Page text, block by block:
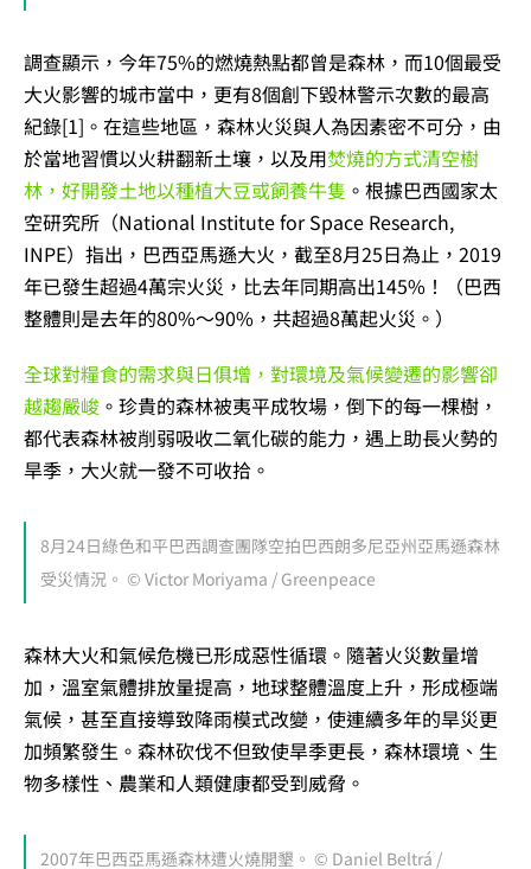
調查顯示，今年75%的燃燒熱點都曾是森林，而10個最受
大火影響的城市當中，更有8個創下毀林警示次數的最高
紀錄[1]。在這些地區，森林火災與人為因素密不可分，由
於當地習慣以火耕翻新土壤，以及用焚燒的方式清空樹
林，好開發土地以種植大豆或飼養牛隻 。根據巴西國家太
空研究所（National Institute for Space Research,
INPE）指出，巴西亞馬遜大火，截至8月25日為止，2019
年已發生超過4萬宗火災，比去年同期高出145%！（巴西
整體則是去年的80%～90%，共超過8萬起火災。）
全球對糧食的需求與日俱增，對環境及氣候變遷的影響卻
越趨嚴峻 。珍貴的森林被夷平成牧場，倒下的每一棵樹，
都代表森林被削弱吸收二氧化碳的能力，遇上助長火勢的
旱季，大火就一發不可收拾。
8月24日綠色和平巴西調查團隊空拍巴西朗多尼亞州亞馬遜森林
受災情況。 © Victor Moriyama / Greenpeace
森林大火和氣候危機已形成惡性循環。隨著火災數量增
加，溫室氣體排放量提高，地球整體溫度上升，形成極端
氣候，甚至直接導致降雨模式改變，使連續多年的旱災更
加頻繁發生。森林砍伐不但致使旱季更長，森林環境、生
物多樣性、農業和人類健康都受到威脅。
2007年巴西亞馬遜森林遭火燒開墾。 © Daniel Beltrá /